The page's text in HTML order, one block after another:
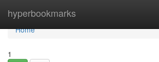
hyperbookmarks
Home
Home
1